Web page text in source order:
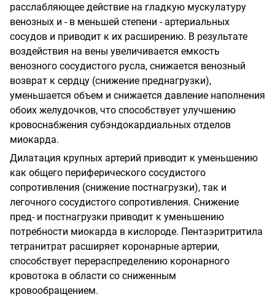
расслабляющее действие на гладкую мускулатуру
венозных и - в меньшей степени - артериальных
сосудов и приводит к их расширению. В результате
воздействия на вены увеличивается емкость
венозного сосудистого русла, снижается венозный
возврат к сердцу (снижение преднагрузки),
уменьшается объем и снижается давление наполнения
обоих желудочков, что способствует улучшению
кровоснабжения субэндокардиальных отделов
миокарда.
Дилатация крупных артерий приводит к уменьшению
как общего периферического сосудистого
сопротивления (снижение постнагрузки), так и
легочного сосудистого сопротивления. Снижение
пред- и постнагрузки приводит к уменьшению
потребности миокарда в кислороде. Пентаэритритила
тетранитрат расширяет коронарные артерии,
способствует перераспределению коронарного
кровотока в области со сниженным
кровообращением.